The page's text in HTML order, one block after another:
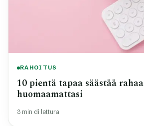
RAHOITUS
10 pientä tapaa säästää rahaa
huomaamattasi
3 min di lettura